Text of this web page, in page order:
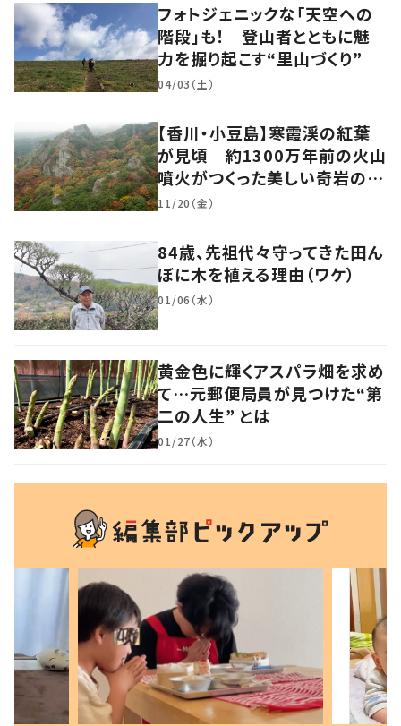
フォトジェニックな「天空への
階段」も！ 登山者とともに魅
力を掘り起こす“里山づくり”
04/03（土）
【香川・小豆島】寒霞渓の紅葉
が見頃 約1300万年前の火山
噴火がつくった美しい奇岩の景
色
11/20（金）
84歳、先祖代々守ってきた田ん
ぼに木を植える理由（ワケ）
01/06（水）
黄金色に輝くアスパラ畑を求め
て…元郵便局員が見つけた“第
二の人生” とは
01/27（水）